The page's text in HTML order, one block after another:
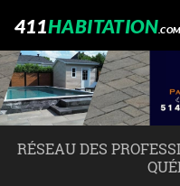
411HABITATION.COM
RÉSEAU DES